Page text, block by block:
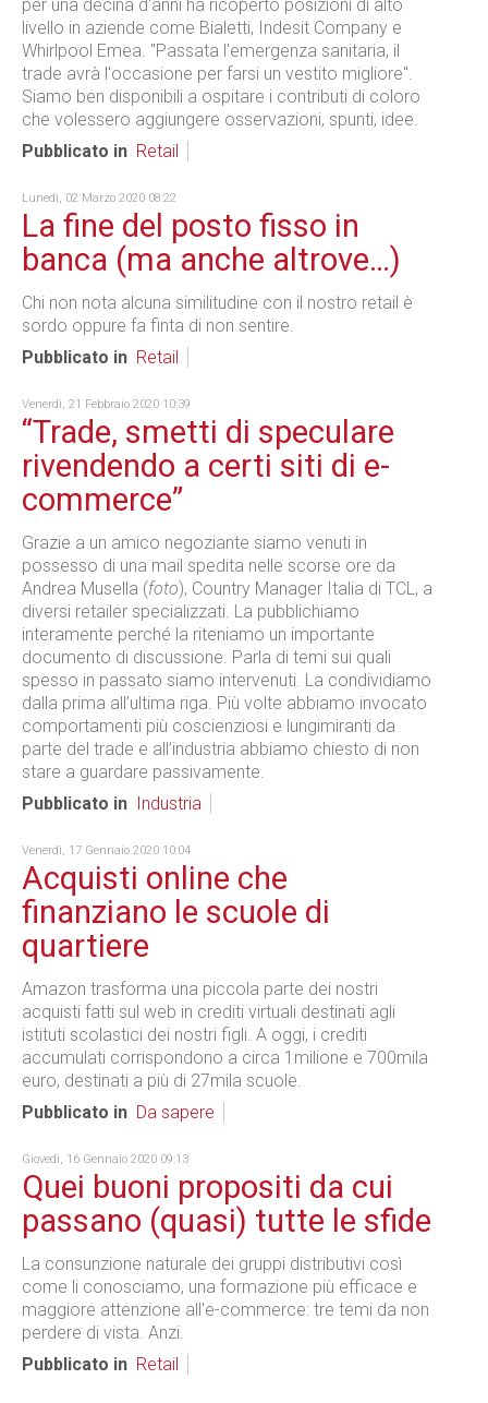
per una decina d'anni ha ricoperto posizioni di alto
livello in aziende come Bialetti, Indesit Company e
Whirlpool Emea. "Passata l'emergenza sanitaria, il
trade avrà l'occasione per farsi un vestito migliore".
Siamo ben disponibili a ospitare i contributi di coloro
che volessero aggiungere osservazioni, spunti, idee.
Pubblicato in Retail
Lunedì, 02 Marzo 2020 08:22
La fine del posto fisso in
banca (ma anche altrove…)
Chi non nota alcuna similitudine con il nostro retail è
sordo oppure fa finta di non sentire.
Pubblicato in Retail
Venerdì, 21 Febbraio 2020 10:39
“Trade, smetti di speculare
rivendendo a certi siti di e-
commerce”
Grazie a un amico negoziante siamo venuti in
possesso di una mail spedita nelle scorse ore da
Andrea Musella (foto), Country Manager Italia di TCL, a
diversi retailer specializzati. La pubblichiamo
interamente perché la riteniamo un importante
documento di discussione. Parla di temi sui quali
spesso in passato siamo intervenuti. La condividiamo
dalla prima all’ultima riga. Più volte abbiamo invocato
comportamenti più coscienziosi e lungimiranti da
parte del trade e all’industria abbiamo chiesto di non
stare a guardare passivamente.
Pubblicato in
Industria
Venerdì, 17 Gennaio 2020 10:04
Acquisti online che
finanziano le scuole di
quartiere
Amazon trasforma una piccola parte dei nostri
acquisti fatti sul web in crediti virtuali destinati agli
istituti scolastici dei nostri figli. A oggi, i crediti
accumulati corrispondono a circa 1milione e 700mila
euro, destinati a più di 27mila scuole.
Pubblicato in Da sapere
Giovedì, 16 Gennaio 2020 09:13
Quei buoni propositi da cui
passano (quasi) tutte le sfide
La consunzione naturale dei gruppi distributivi così
come li conosciamo, una formazione più efficace e
maggiore attenzione all'e-commerce: tre temi da non
perdere di vista. Anzi.
Pubblicato in Retail